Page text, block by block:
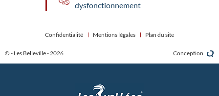
dysfonctionnement
© - Les Belleville - 2026
Confidentialité Mentions légales Plan du site
Conception